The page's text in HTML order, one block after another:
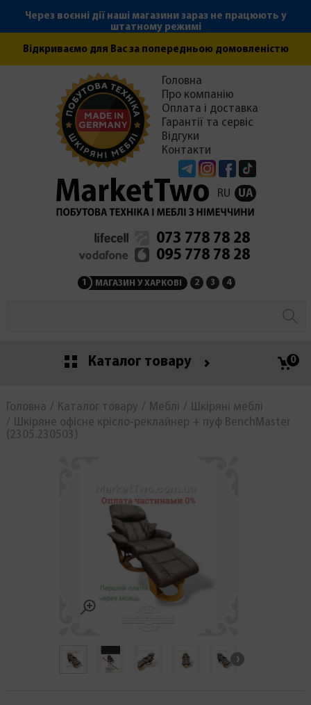
Через воєнні дії наші магазини зараз не працюють у
штатному режимі
Відкриваємо для Вас за попередньою домовленістю
TelegramInstagramFacebook
Головна
Про компанію
Оплата і доставка
Гарантії та сервіс
Відгуки
Контакти
RU UA
073 778 78 28
095 778 78 28
1 МАГАЗИН У ХАРКОВІ 2 МАГАЗИН НА
3 СЕРВІСНИЙ ЦЕНТР
4
Каталог товару 0
Головна Каталог товару Меблі
Шкіряні меблі
Шкіряне офісне крісло-реклайнер + пуф BenchMaster
(2305.230503)